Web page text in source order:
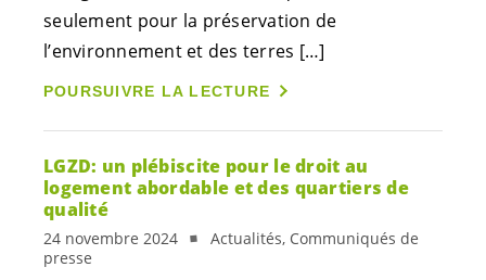
seulement pour la préservation de
l’environnement et des terres […]
POURSUIVRE LA LECTURE
LGZD: un plébiscite pour le droit au
logement abordable et des quartiers de
qualité
24 novembre 2024
Actualités, Communiqués de
presse